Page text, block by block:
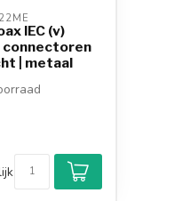
IEC (v)
| metaal
10
betalen